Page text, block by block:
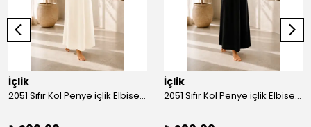
İçlik
2051 Sıfır Kol Penye içlik Elbise - Ekru
İçlik
2051 Sıfır Kol Penye içlik Elbise - Siyah